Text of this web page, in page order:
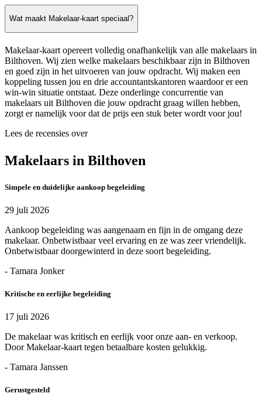
Wat maakt Makelaar-kaart speciaal?
Makelaar-kaart opereert volledig onafhankelijk van alle makelaars in
Bilthoven. Wij zien welke makelaars beschikbaar zijn in Bilthoven
en goed zijn in het uitvoeren van jouw opdracht. Wij maken een
koppeling tussen jou en drie accountantskantoren waardoor er een
win-win situatie ontstaat. Deze onderlinge concurrentie van
makelaars uit Bilthoven die jouw opdracht graag willen hebben,
zorgt er namelijk voor dat de prijs een stuk beter wordt voor jou!
Lees de recensies over
Makelaars in Bilthoven
Simpele en duidelijke aankoop begeleiding
29 juli 2026
Aankoop begeleiding was aangenaam en fijn in de omgang deze
makelaar. Onbetwistbaar veel ervaring en ze was zeer vriendelijk.
Onbetwistbaar doorgewinterd in deze soort begeleiding.
- Tamara Jonker
Kritische en eerlijke begeleiding
17 juli 2026
De makelaar was kritisch en eerlijk voor onze aan- en verkoop.
Door Makelaar-kaart tegen betaalbare kosten gelukkig.
- Tamara Janssen
Gerustgesteld